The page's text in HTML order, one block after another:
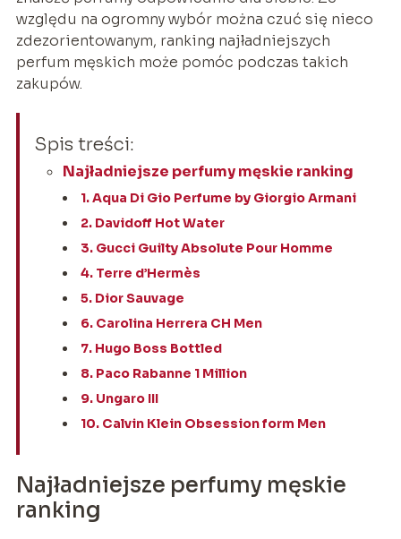
względu na ogromny wybór można czuć się nieco
zdezorientowanym, ranking najładniejszych
perfum męskich może pomóc podczas takich
zakupów.
Spis treści:
Najładniejsze perfumy męskie ranking
1. Aqua Di Gio Perfume by Giorgio Armani
2. Davidoff Hot Water
3. Gucci Guilty Absolute Pour Homme
4. Terre d’Hermès
5. Dior Sauvage
6. Carolina Herrera CH Men
7. Hugo Boss Bottled
8. Paco Rabanne 1 Million
9. Ungaro III
10. Calvin Klein Obsession form Men
Najładniejsze perfumy męskie
ranking